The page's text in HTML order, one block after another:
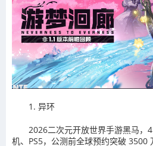
1. 异环
2026二次元开放世界手游黑马，
机、PS5，公测前全球预约突破 3500